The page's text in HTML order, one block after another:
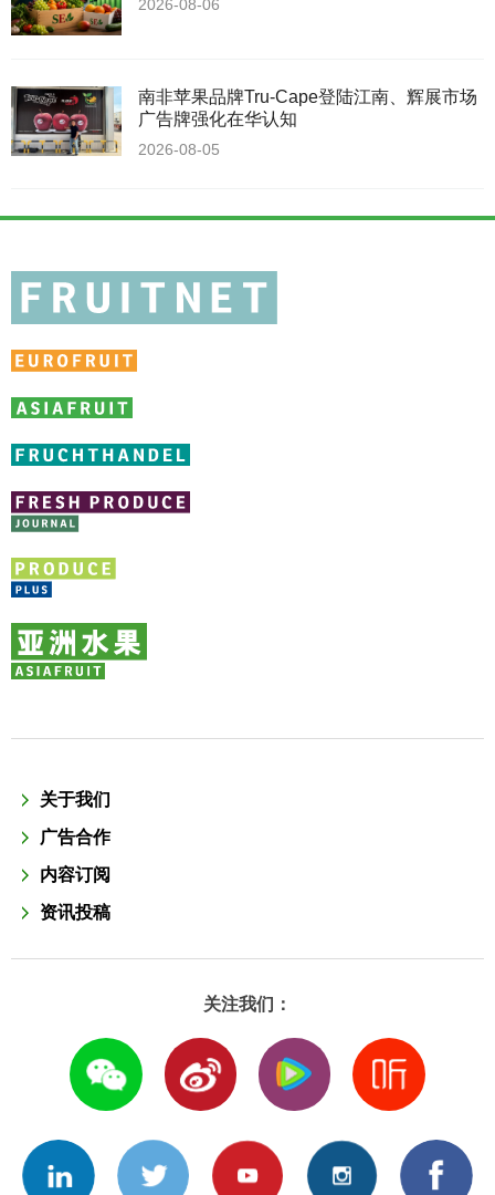
2026-08-06
南非苹果品牌Tru-Cape登陆江南、辉展市场
广告牌强化在华认知
2026-08-05
关于我们
广告合作
内容订阅
资讯投稿
关注我们：